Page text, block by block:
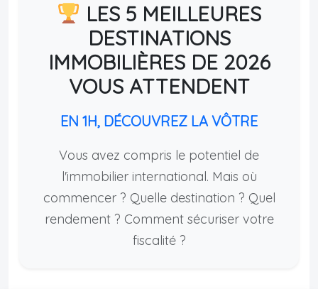
LES 5 MEILLEURES
DESTINATIONS
IMMOBILIÈRES DE 2026
VOUS ATTENDENT
EN 1H, DÉCOUVREZ LA VÔTRE
Vous avez compris le potentiel de
l'immobilier international. Mais où
commencer ? Quelle destination ? Quel
rendement ? Comment sécuriser votre
fiscalité ?